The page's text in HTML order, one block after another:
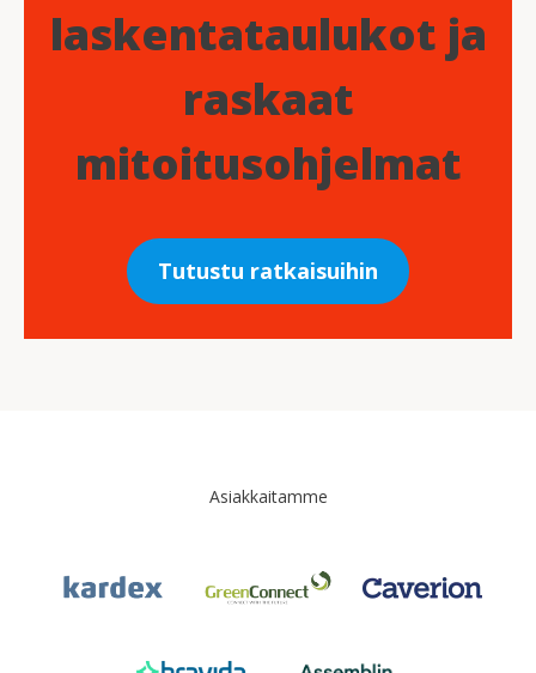
laskentataulukot ja
raskaat
mitoitusohjelmat
Tutustu ratkaisuihin
Asiakkaitamme